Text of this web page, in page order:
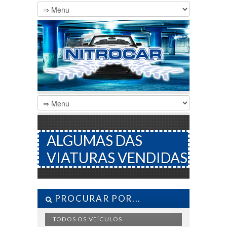
ALGUMAS DAS
VIATURAS VENDIDAS
PROCURAR POR...
TODOS OS VEÍCULOS